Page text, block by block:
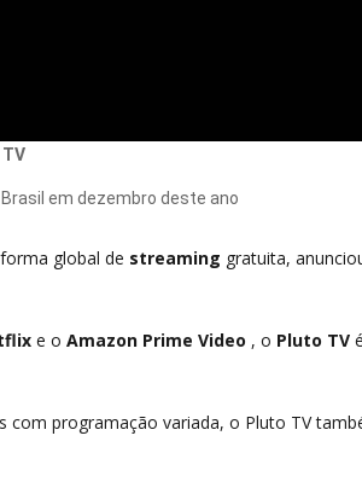
em dezembro deste ano
global de streaming gratuita,
e o Amazon Prime Video , o Pluto TV
com programação variada, o Pluto TV